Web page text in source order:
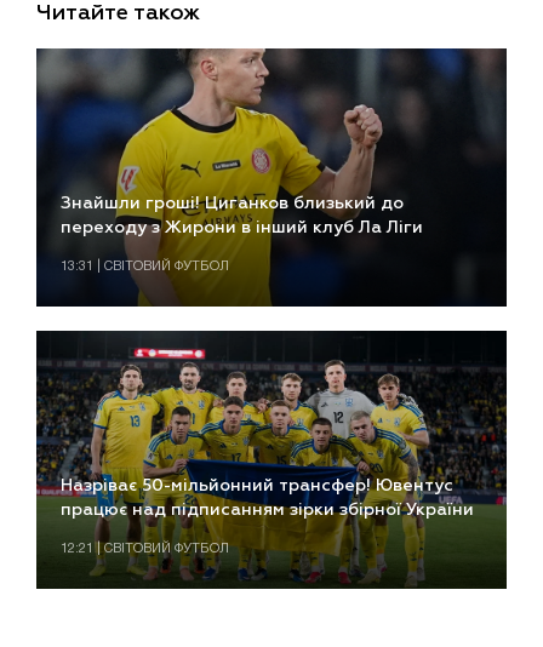
Читайте також
Знайшли гроші! Циганков близький до
переходу з Жирони в інший клуб Ла Ліги
13:31 | СВІТОВИЙ ФУТБОЛ
Назріває 50-мільйонний трансфер! Ювентус
працює над підписанням зірки збірної України
12:21 | СВІТОВИЙ ФУТБОЛ